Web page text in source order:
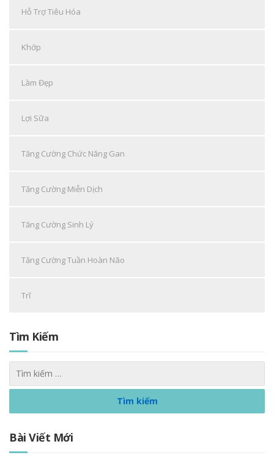
Hỗ Trợ Tiêu Hóa
Khớp
Làm Đẹp
Lợi Sữa
Tăng Cường Chức Năng Gan
Tăng Cường Miễn Dịch
Tăng Cường Sinh Lý
Tăng Cường Tuần Hoàn Não
Trĩ
Tìm Kiếm
Bài Viết Mới